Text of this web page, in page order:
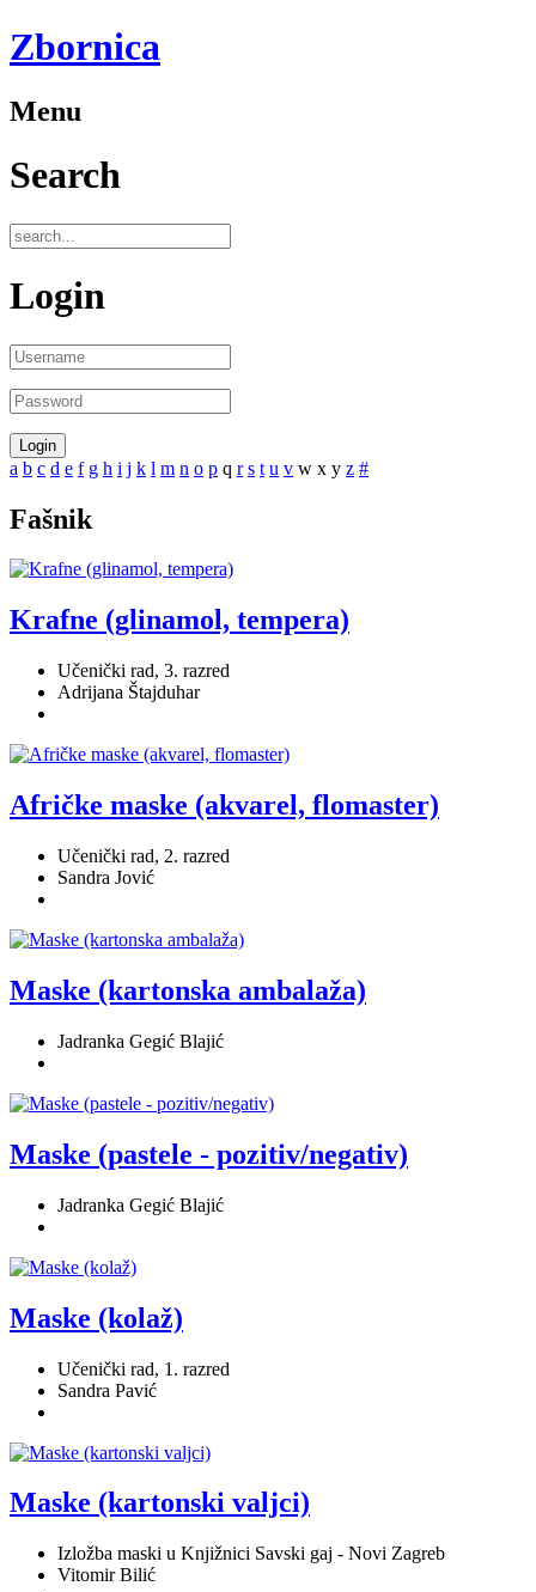
Zbornica
Menu
Search
Login
a b c d e f g h i j k l m n o p q r s t u v w x y z #
Fašnik
Krafne (glinamol, tempera)
Učenički rad, 3. razred
Adrijana Štajduhar
Afričke maske (akvarel, flomaster)
Učenički rad, 2. razred
Sandra Jović
Maske (kartonska ambalaža)
Jadranka Gegić Blajić
Maske (pastele - pozitiv/negativ)
Jadranka Gegić Blajić
Maske (kolaž)
Učenički rad, 1. razred
Sandra Pavić
Maske (kartonski valjci)
Izložba maski u Knjižnici Savski gaj - Novi Zagreb
Vitomir Bilić